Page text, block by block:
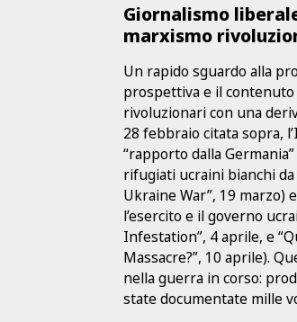
Giornalismo
marxismo
Un rapido sguardo alla
prospettiva e il
rivoluzionari con una
28 febbraio citata sopra,
“rapporto dalla
rifugiati ucraini bianchi
Ukraine War”, 19 marzo)
l’esercito e il governo
Infestation”, 4 aprile, e
Massacre?”, 10 aprile).
nella guerra in corso:
state documentate mille